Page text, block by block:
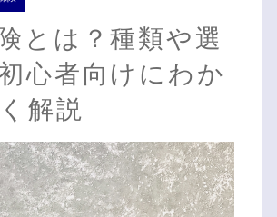
とは？種類や選
心者向けにわか
解説